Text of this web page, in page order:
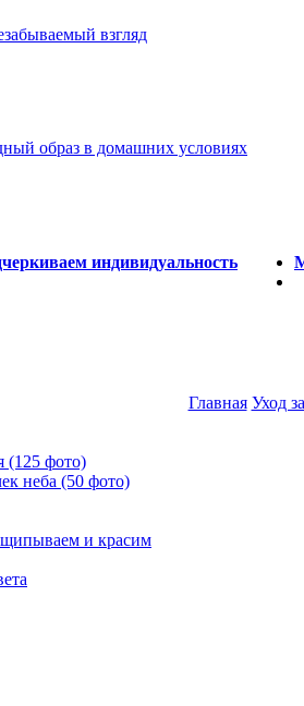
взгляд
образ в домашних условиях
индивидуальность
Главная Уход
(125 фото)
неба (50 фото)
и красим